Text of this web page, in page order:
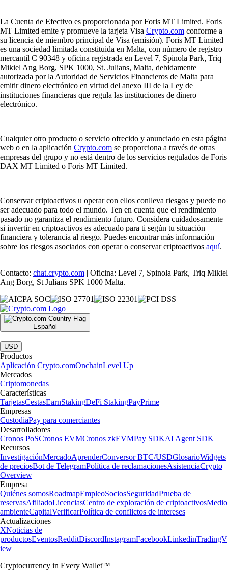
La Cuenta de Efectivo es proporcionada por Foris MT Limited. Foris
MT Limited emite y promueve la tarjeta Visa Crypto.com conforme a
su licencia de miembro principal de Visa (emisión). Foris MT Limited
es una sociedad limitada constituida en Malta, con número de registro
mercantil C 90348 y oficina registrada en Level 7, Spinola Park, Triq
Mikiel Ang Borg, SPK 1000, St. Julians, Malta, debidamente
autorizada por la Autoridad de Servicios Financieros de Malta para
emitir dinero electrónico en virtud del anexo III de la Ley de
instituciones financieras que regula las instituciones de dinero
electrónico.
Cualquier otro producto o servicio ofrecido y anunciado en esta página
web o en la aplicación Crypto.com se proporciona a través de otras
empresas del grupo y no está dentro de los servicios regulados de Foris
DAX MT Limited o Foris MT Limited.
Conservar criptoactivos u operar con ellos conlleva riesgos y puede no
ser adecuado para todo el mundo. Ten en cuenta que el rendimiento
pasado no garantiza el rendimiento futuro. Considera cuidadosamente
si invertir en criptoactivos es adecuado para ti según tu situación
financiera y tolerancia al riesgo. Puedes encontrar más información
sobre los riesgos asociados con operar o conservar criptoactivos aquí.
Contacto: chat.crypto.com | Oficina: Level 7, Spinola Park, Triq Mikiel
Ang Borg, St Julians SPK 1000 Malta.
Español
|
USD
Productos
Aplicación Crypto.comOnchainLevel Up
Mercados
Criptomonedas
Características
TarjetasCestasEarnStakingDeFi StakingPayPrime
Empresas
CustodiaPay para comerciantes
Desarrolladores
Cronos PoSCronos EVMCronos zkEVMPay SDKAI Agent SDK
Recursos
InvestigaciónMercadoAprenderConversor BTC/USDGlosarioWidgets
de preciosBot de TelegramPolítica de reclamacionesAsistenciaCrypto
Overview
Empresa
Quiénes somosRoadmapEmpleoSociosSeguridadPrueba de
reservasAfiliadoLicenciasCentro de exploración de criptoactivosMedio
ambienteCapitalVerificarPolítica de conflictos de intereses
Actualizaciones
XNoticias de
productosEventosRedditDiscordInstagramFacebookLinkedinTradingV
iew
Cryptocurrency in Every Wallet™